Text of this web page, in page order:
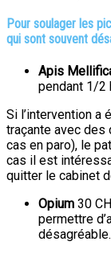
Pour soulager les
qui sont souvent
Apis
pendant 1/2
Si l’intervention a
traçante avec
cas en paro), le
cas il est
quitter le cabinet
Opium 30
permettre
désagréable.